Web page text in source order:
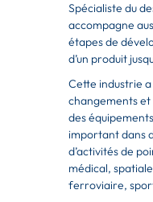
Spécialiste du
accompagne
étapes de
d’un produit
Cette industrie a
changements
des
important dans
d’activités de
médical,
ferroviaire,